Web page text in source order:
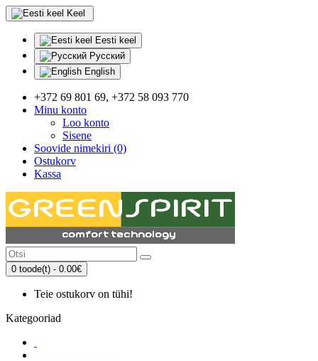
Keel
Eesti keel
Русский
English
+372 69 801 69, +372 58 093 770
Minu konto
Loo konto
Sisene
Soovide nimekiri (0)
Ostukorv
Kassa
0 toode(t) - 0.00€
Teie ostukorv on tühi!
Kategooriad